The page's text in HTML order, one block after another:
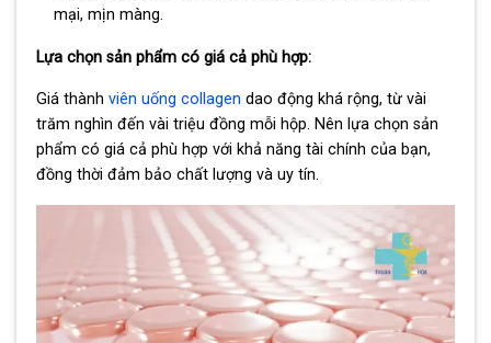
mại, mịn màng.
Lựa chọn sản phẩm có giá cả phù hợp:
Giá thành viên uống collagen dao động khá rộng, từ vài
trăm nghìn đến vài triệu đồng mỗi hộp. Nên lựa chọn sản
phẩm có giá cả phù hợp với khả năng tài chính của bạn,
đồng thời đảm bảo chất lượng và uy tín.